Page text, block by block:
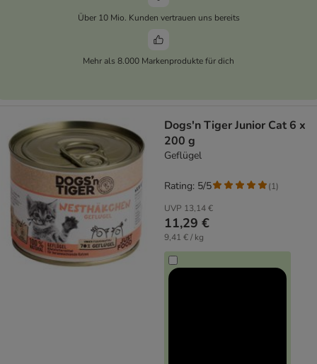
Über 10 Mio. Kunden vertrauen uns bereits
Mehr als 8.000 Markenprodukte für dich
Dogs'n Tiger Junior Cat 6 x
200 g
Geflügel
UVP 13,14 €
11,29 €
9,41 € / kg
Rating: 5/5 (1)